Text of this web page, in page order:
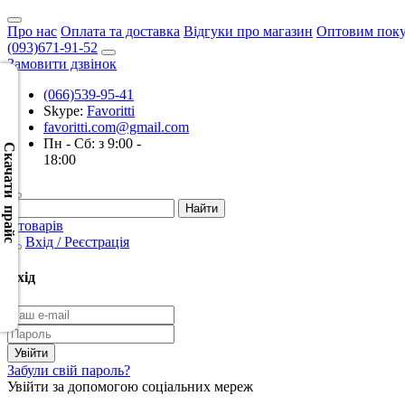
Про нас Оплата та доставка Відгуки про магазин Оптовим
(093)671-91-52
Замовити дзвінок
(066)539-95-41
Skype: Favoritti
favoritti.com@gmail.com
Пн - Сб: з 9:00 -
18:00
0 товарів
Вхід / Реєстрація
Вхід
Забули свій пароль?
Увійти за допомогою соціальних мереж
Скачати прайс
Скачать
XML
(Розн.)
Скачать
XML
(Опт)
Скачать
(Розн.)
Скачать
CSV
(Опт)